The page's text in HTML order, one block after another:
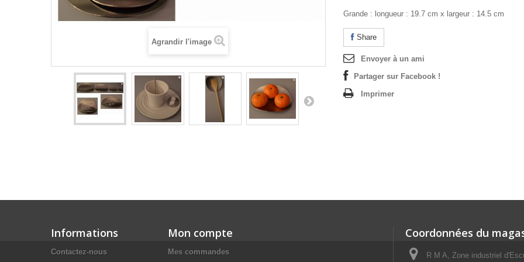
Agrandir l'image
Grande : longueur : 19.7 cm x largeur : 14.5 cm
Share
Envoyer à un ami
Partager sur Facebook !
Imprimer
Informations
Contactez-nous
Mon compte
Mes commandes
Coordonnées du
R M A, Zone industriel